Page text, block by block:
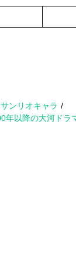
サンリオキャラ
年以降の大河ドラ